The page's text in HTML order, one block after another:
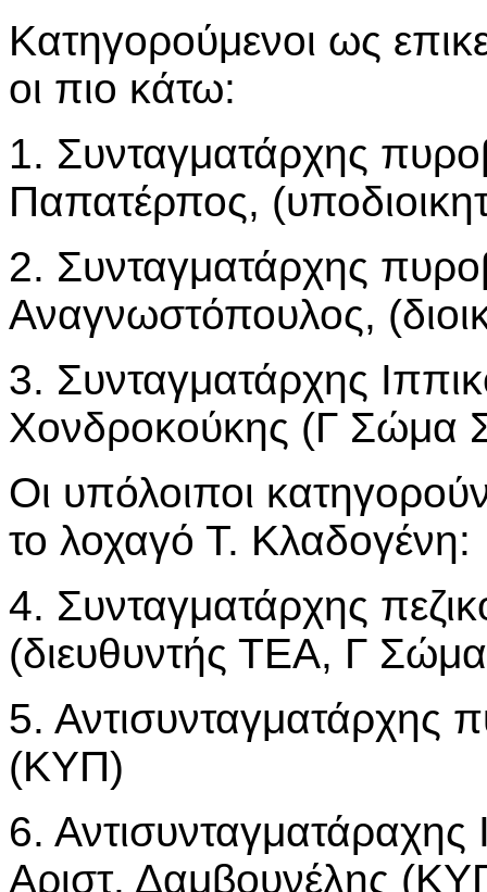
Κατηγορούμενοι ως
οι πιο κάτω:
1. Συνταγματάρχης
Παπατέρπος,
2. Συνταγματάρχης
Αναγνωστόπουλος,
3. Συνταγματάρχης
Χονδροκούκης (Γ Σώμα
Οι υπόλοιποι
το λοχαγό Τ. Κλαδογένη:
4. Συνταγματάρχης
(διευθυντής ΤΕΑ, Γ
5. Αντισυνταγματάρχης
(ΚΥΠ)
6.
Αριστ. Δαμβουνέλης